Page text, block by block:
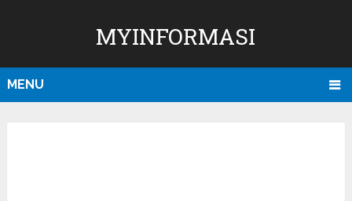
MYINFORMASI
MENU